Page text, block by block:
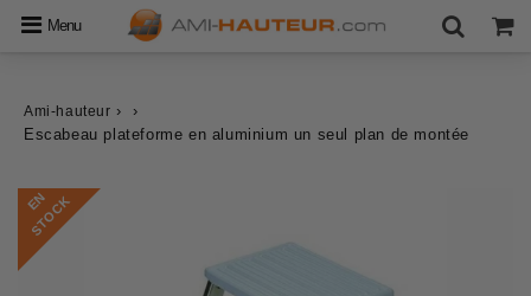
Menu
Ami-hauteur ›
›
Escabeau plateforme en aluminium un seul plan de montée
E
N
S
T
O
C
K